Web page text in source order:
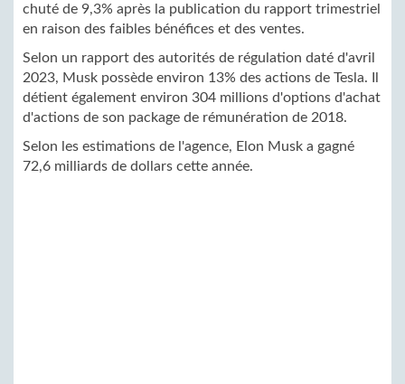
chuté de 9,3% après la publication du rapport trimestriel
en raison des faibles bénéfices et des ventes.
Selon un rapport des autorités de régulation daté d'avril
2023, Musk possède environ 13% des actions de Tesla. Il
détient également environ 304 millions d'options d'achat
d'actions de son package de rémunération de 2018.
Selon les estimations de l'agence, Elon Musk a gagné
72,6 milliards de dollars cette année.